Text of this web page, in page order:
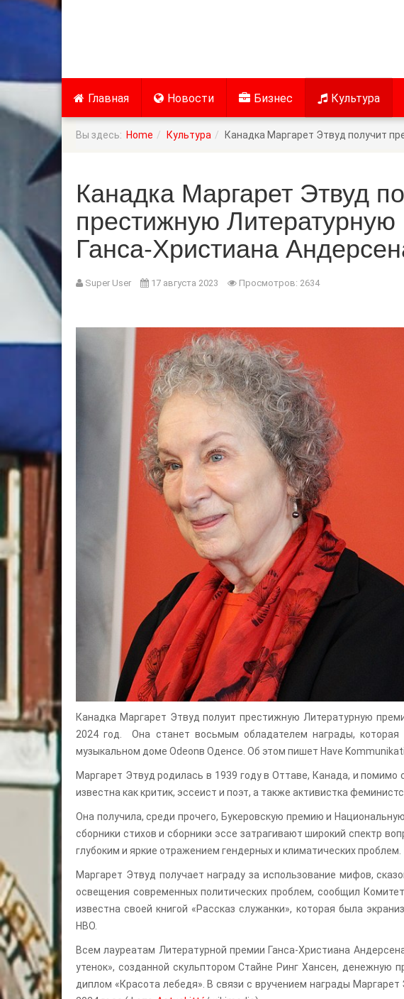
Главная Новости Бизнес Культура
Вы здесь: Home Культура Канадка Маргарет Этвуд получит
Канадка Маргарет Этвуд
престижную
Ганса-Христиана
Super User 17 августа 2023 Просмотров: 2634
Канадка Маргарет Этвуд полуит престижную Литературную
2024 год. Она станет восьмым обладателем награды, которая
музыкальном доме Odeonв Оденсе. Об этом пишет Have
Маргарет Этвуд родилась в 1939 году в Оттаве, Канада, и помимо
известна как критик, эссеист и поэт, а также активистка
Она получила, среди прочего, Букеровскую премию и
сборники стихов и сборники эссе затрагивают широкий спектр
глубоким и яркие отражением гендерных и климатических проблем.
Маргарет Этвуд получает награду за использование мифов,
освещения современных политических проблем, сообщил
известна своей книгой «Рассказ служанки», которая была
HBO.
Всем лауреатам Литературной премии Ганса-Христиана
утенок», созданной скульптором Стайне Ринг Хансен, денежную
диплом «Красота лебедя». В связи с вручением награды